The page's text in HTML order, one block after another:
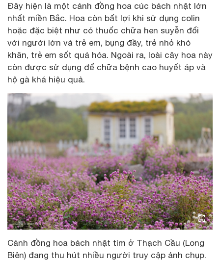
Đây hiện là một cánh đồng hoa cúc bách nhật lớn
nhất miền Bắc. Hoa còn bất lợi khi sử dụng colin
hoặc đặc biệt như có thuốc chữa hen suyễn đối
với người lớn và trẻ em, bụng đầy, trẻ nhỏ khó
khăn, trẻ em sốt quá hóa. Ngoài ra, loài cây hoa này
còn được sử dụng để chữa bệnh cao huyết áp và
hộ gà khá hiệu quả.
Cánh đồng hoa bách nhật tím ở Thạch Cầu (Long
Biên) đang thu hút nhiều người truy cập ảnh chụp.